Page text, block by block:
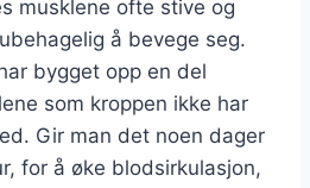
musklene ofte stive og
å bevege seg.
bygget opp en del
som kroppen ikke har
Gir man det noen dager
for å øke blodsirkulasjon,